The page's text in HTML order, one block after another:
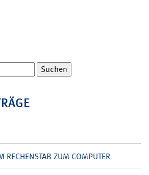
RECHENSTAB ZUM COMPUTER